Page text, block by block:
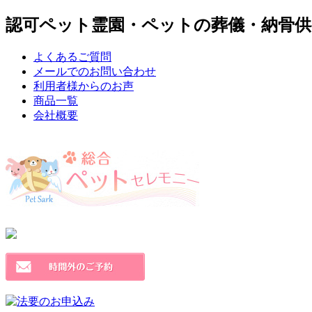
認可ペット霊園・ペットの葬儀・納骨
よくあるご質問
メールでのお問い合わせ
利用者様からのお声
商品一覧
会社概要